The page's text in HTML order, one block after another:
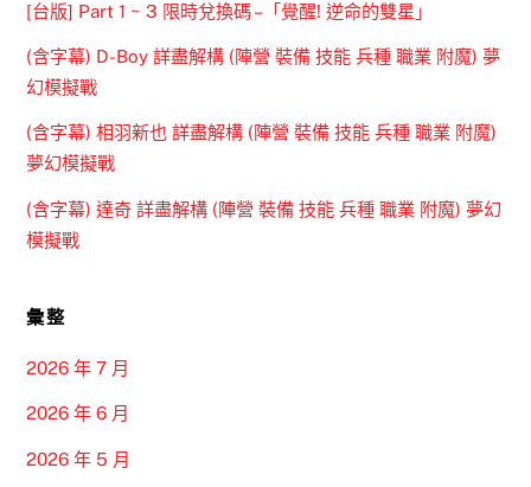
[台版] Part 1 ~ 3 限時兌換碼 –「覺醒! 逆命的雙星」
(含字幕) D-Boy 詳盡解構 (陣營 裝備 技能 兵種 職業 附魔) 夢
幻模擬戰
(含字幕) 相羽新也 詳盡解構 (陣營 裝備 技能 兵種 職業 附魔)
夢幻模擬戰
(含字幕) 達奇 詳盡解構 (陣營 裝備 技能 兵種 職業 附魔) 夢幻
模擬戰
彙整
2026 年 7 月
2026 年 6 月
2026 年 5 月